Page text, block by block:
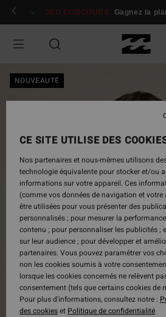
Passer
Se connecter / s'inscrire
JEU CONCOURS Gagnez la
NOUVEAUTÉ
CE SITE UTILISE DES
Nos partenaires et nous-mêmes utilisons
technologie équivalente pour stocker et/ou
informations sur votre appareil. Ces
(comme vos données de navigation et votre
être utilisées pour vous présenter des
personnalisés ; pour mesurer la
contenu ; pour personnaliser les publicités ;
sur leur audience ; pour développer et
partenaires. Vous pouvez paramétrer vos
non les cookies soumis à votre
lorsque les cookies concernés ne relèvent
consentement (tels que certains cookies de
Pour plus d'informations, consultez notre :
des cookieset Politique de confidentialité